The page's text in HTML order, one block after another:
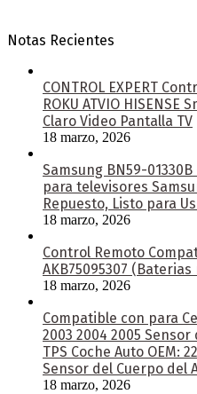
Notas Recientes
CONTROL EXPERT
ROKU ATVIO HISENSE
Claro Video Pantalla TV
18 marzo, 2026
Samsung BN59-
para televisores
Repuesto, Listo para
18 marzo, 2026
Control Remoto
AKB75095307
18 marzo, 2026
Compatible con para
2003 2004 2005
TPS Coche Auto OEM:
Sensor del Cuerpo del
18 marzo, 2026